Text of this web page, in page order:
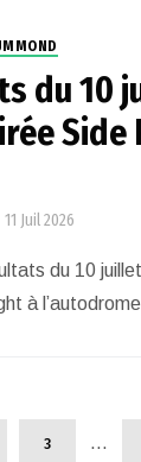
du 10
Side
11 Juil 2026
du 10
à
3 …